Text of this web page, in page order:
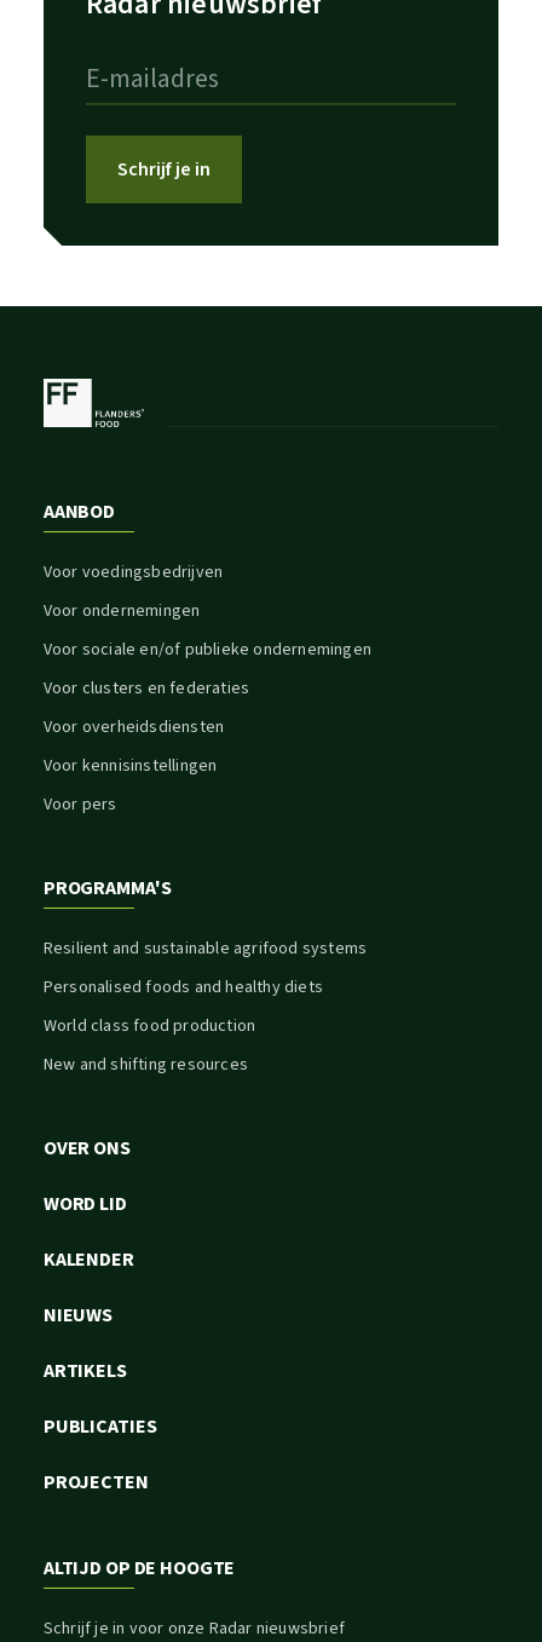
Schrijf je in
AANBOD
Voor voedingsbedrijven
Voor ondernemingen
Voor sociale en/of publieke ondernemingen
Voor clusters en federaties
Voor overheidsdiensten
Voor kennisinstellingen
Voor pers
PROGRAMMA'S
Resilient and sustainable agrifood systems
Personalised foods and healthy diets
World class food production
New and shifting resources
OVER ONS
WORD LID
KALENDER
NIEUWS
ARTIKELS
PUBLICATIES
PROJECTEN
ALTIJD OP DE HOOGTE
Schrijf je in voor onze Radar nieuwsbrief